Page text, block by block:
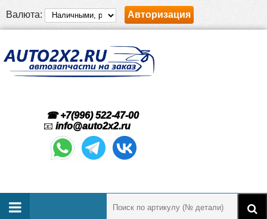
Валюта: Авторизация
☎ +7(996) 522-47-00
📧 info@auto2x2.ru